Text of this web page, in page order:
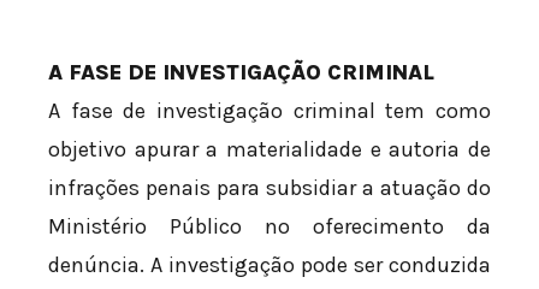
A FASE DE INVESTIGAÇÃO CRIMINAL
A fase de investigação criminal tem como
objetivo apurar a materialidade e autoria de
infrações penais para subsidiar a atuação do
Ministério Público no oferecimento da
denúncia. A investigação pode ser conduzida